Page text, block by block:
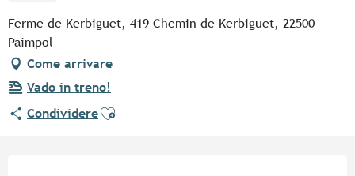
Ferme de Kerbiguet, 419 Chemin de Kerbiguet, 22500
Paimpol
Come arrivare
Vado in treno!
CondividereAjouter aux favoris